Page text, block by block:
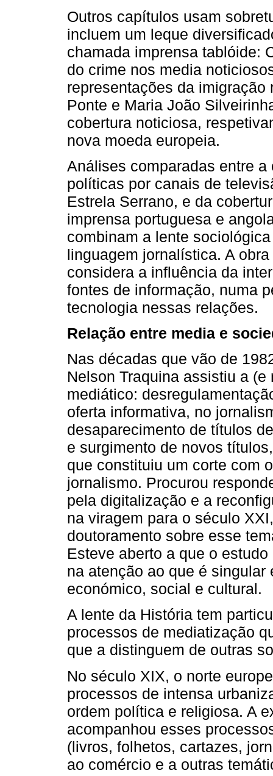
Outros capítulos usam
incluem um leque
chamada imprensa tablóide:
do crime nos media
representações da
Ponte e Maria João
cobertura noticiosa,
nova moeda europeia.
Análises comparadas entre
políticas por canais de
Estrela Serrano, e da
imprensa portuguesa e
combinam a lente
linguagem jornalística. A
considera a influência da
fontes de informação, numa
tecnologia nessas relações.
Relação entre media e
Nas décadas que vão de
Nelson Traquina assistiu a
mediático:
oferta informativa, no
desaparecimento de títulos
e surgimento de novos
que constituiu um corte com
jornalismo. Procurou
pela digitalização e a
na viragem para o século
doutoramento sobre esse
Esteve aberto a que o
na atenção ao que é
económico, social e cultural.
A lente da História tem
processos de mediatização
que a distinguem de outras
No século XIX, o norte
processos de intensa
ordem política e religiosa. A
acompanhou esses
(livros, folhetos, cartazes,
ao comércio e a outras